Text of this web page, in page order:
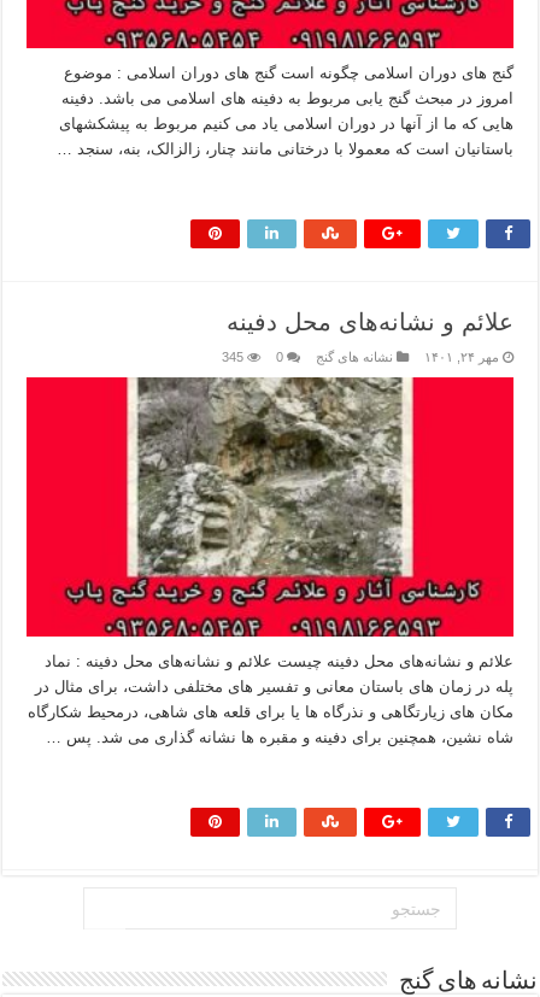
گنج های دوران اسلامی چگونه است گنج های دوران اسلامی : موضوع
امروز در مبحث گنج یابی مربوط به دفینه های اسلامی می باشد. دفینه
هایی که ما از آنها در دوران اسلامی یاد می کنیم مربوط به پیشکشهای
باستانیان است که معمولا با درختانی مانند چنار، زالزالک، بنه، سنجد …
علائم و نشانه‌های محل دفینه
مهر ۲۴, ۱۴۰۱ نشانه های گنج 0
345
علائم و نشانه‌های محل دفینه چیست علائم و نشانه‌های محل دفینه : نماد
پله در زمان های باستان معانی و تفسیر های مختلفی داشت، برای مثال در
مکان های زیارتگاهی و نذرگاه ها یا برای قلعه های شاهی، درمحیط شکارگاه
شاه نشین، همچنین برای دفینه و مقبره ها نشانه گذاری می شد. پس …
نشانه های گنج